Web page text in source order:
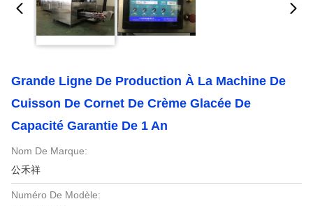
Grande Ligne De Production À La Machine De
Cuisson De Cornet De Crème Glacée De
Capacité Garantie De 1 An
Nom De Marque:
公禾祥
Numéro De Modèle: